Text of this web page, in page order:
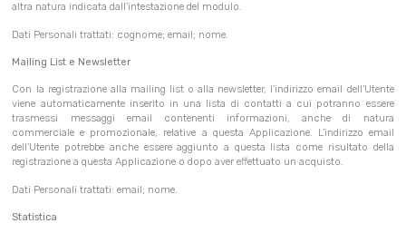
altra natura indicata dall’intestazione del modulo.
Dati Personali trattati: cognome; email; nome.
Mailing List e Newsletter
Con la registrazione alla mailing list o alla newsletter, l’indirizzo email dell’Utente
viene automaticamente inserito in una lista di contatti a cui potranno essere
trasmessi messaggi email contenenti informazioni, anche di natura
commerciale e promozionale, relative a questa Applicazione. L’indirizzo email
dell’Utente potrebbe anche essere aggiunto a questa lista come risultato della
registrazione a questa Applicazione o dopo aver effettuato un acquisto.
Dati Personali trattati: email; nome.
Statistica